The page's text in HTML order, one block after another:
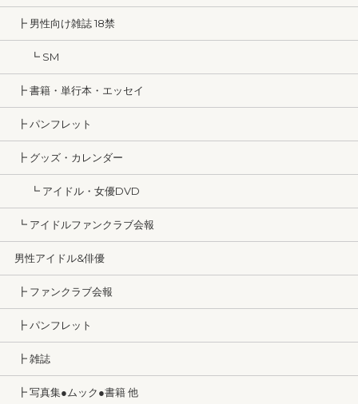
┣ 男性向け雑誌 18禁
┗ SM
┣ 書籍・単行本・エッセイ
┣ パンフレット
┣ グッズ・カレンダー
┗ アイドル・女優DVD
┗ アイドルファンクラブ会報
男性アイドル&俳優
┣ ファンクラブ会報
┣ パンフレット
┣ 雑誌
┣ 写真集●ムック●書籍 他